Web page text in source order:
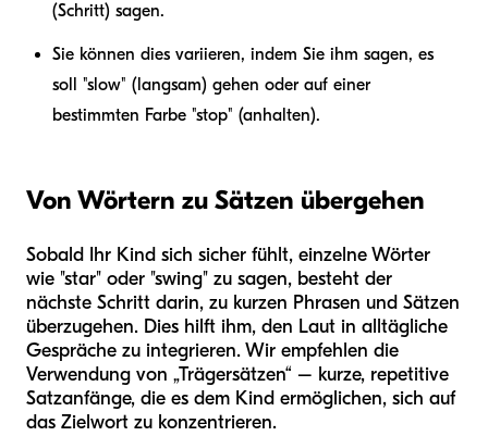
(Schritt) sagen.
Sie können dies variieren, indem Sie ihm sagen, es
soll "slow" (langsam) gehen oder auf einer
bestimmten Farbe "stop" (anhalten).
Von Wörtern zu Sätzen übergehen
Sobald Ihr Kind sich sicher fühlt, einzelne Wörter
wie "star" oder "swing" zu sagen, besteht der
nächste Schritt darin, zu kurzen Phrasen und Sätzen
überzugehen. Dies hilft ihm, den Laut in alltägliche
Gespräche zu integrieren. Wir empfehlen die
Verwendung von „Trägersätzen“ – kurze, repetitive
Satzanfänge, die es dem Kind ermöglichen, sich auf
das Zielwort zu konzentrieren.